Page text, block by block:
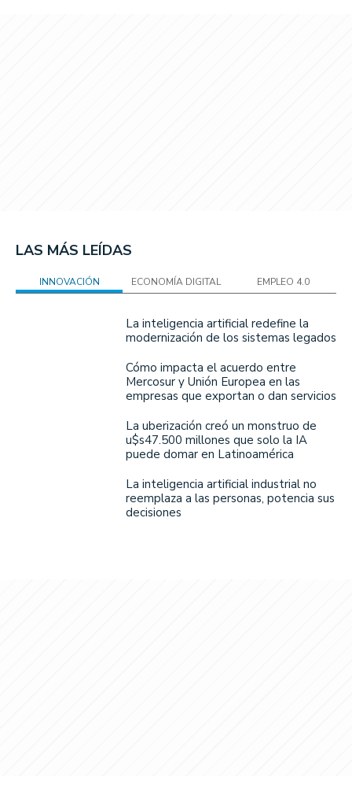
LAS MÁS LEÍDAS
INNOVACIÓN ECONOMÍA DIGITAL EMPLEO 4.0
La inteligencia artificial redefine la
modernización de los sistemas legados
Cómo impacta el acuerdo entre
Mercosur y Unión Europea en las
empresas que exportan o dan servicios
La uberización creó un monstruo de
u$s47.500 millones que solo la IA
puede domar en Latinoamérica
La inteligencia artificial industrial no
reemplaza a las personas, potencia sus
decisiones